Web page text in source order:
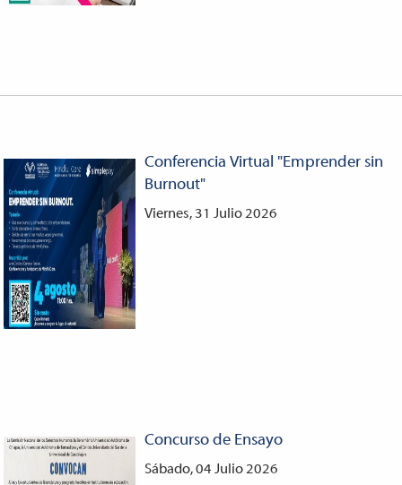
Conferencia Virtual "Emprender sin
Burnout"
Viernes, 31 Julio 2026
Concurso de Ensayo
Sábado, 04 Julio 2026